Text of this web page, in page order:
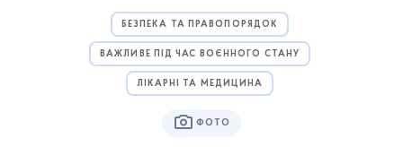
БЕЗПЕКА ТА ПРАВОПОРЯДОК
ВАЖЛИВЕ ПІД ЧАС ВОЄННОГО СТАНУ
ЛІКАРНІ ТА МЕДИЦИНА
ФОТО